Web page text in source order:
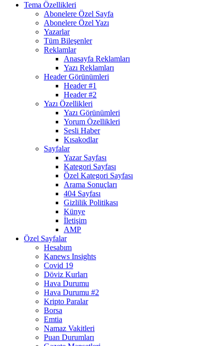
Tema Özellikleri
Abonelere Özel Sayfa
Abonelere Özel Yazı
Yazarlar
Tüm Bileşenler
Reklamlar
Anasayfa Reklamları
Yazı Reklamları
Header Görünümleri
Header #1
Header #2
Yazı Özellikleri
Yazı Görünümleri
Yorum Özellikleri
Sesli Haber
Kısakodlar
Sayfalar
Yazar Sayfası
Kategori Sayfası
Özel Kategori Sayfası
Arama Sonuçları
404 Sayfası
Gizlilik Politikası
Künye
İletişim
AMP
Özel Sayfalar
Hesabım
Kanews Insights
Covid 19
Döviz Kurları
Hava Durumu
Hava Durumu #2
Kripto Paralar
Borsa
Emtia
Namaz Vakitleri
Puan Durumları